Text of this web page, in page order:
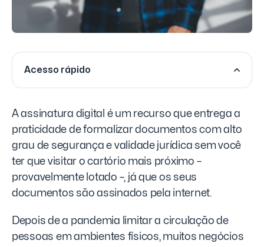
Acesso rápido
A assinatura digital é um recurso que entrega a
praticidade de formalizar documentos com alto
grau de segurança e validade jurídica sem você
ter que visitar o cartório mais próximo –
provavelmente lotado –, já que os seus
documentos são assinados pela internet.
Depois de a pandemia limitar a circulação de
pessoas em ambientes físicos, muitos negócios